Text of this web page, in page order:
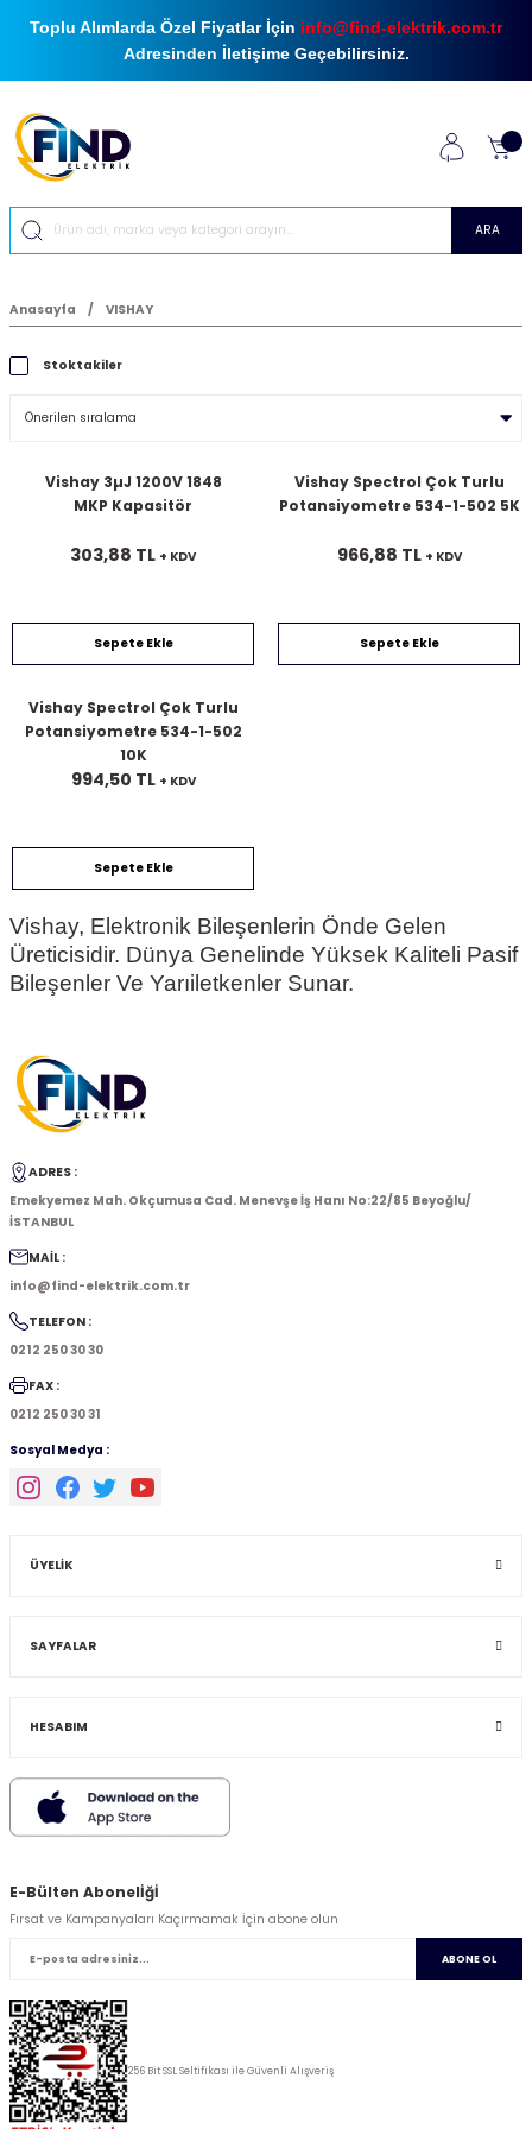
Toplu Alımlarda Özel Fiyatlar İçin info@find-elektrik.com.tr
Adresinden İletişime Geçebilirsiniz.
ARA
Anasayfa VISHAY
Stoktakiler
Vishay 3µJ 1200V 1848
MKP Kapasitör
303,88 TL + KDV
Sepete Ekle
Vishay Spectrol Çok Turlu
Potansiyometre 534-1-502 5K
966,88 TL + KDV
Sepete Ekle
Vishay Spectrol Çok Turlu
Potansiyometre 534-1-502
10K
994,50 TL + KDV
Sepete Ekle
Vishay, Elektronik Bileşenlerin Önde Gelen
Üreticisidir. Dünya Genelinde Yüksek Kaliteli Pasif
Bileşenler Ve Yarıiletkenler Sunar.
ADRES :
Emekyemez Mah. Okçumusa Cad. Menevşe İş Hanı No:22/85 Beyoğlu/
İSTANBUL
MAİL :
info@find-elektrik.com.tr
TELEFON :
0212 250 30 30
FAX :
0212 250 30 31
Sosyal Medya :
ÜYELİK
SAYFALAR
HESABIM
E-Bülten Abonelİğİ
Fırsat ve Kampanyaları Kaçırmamak İçin abone olun
ABONE OL
256 Bit SSL Seltifikası ile Güvenli Alışveriş